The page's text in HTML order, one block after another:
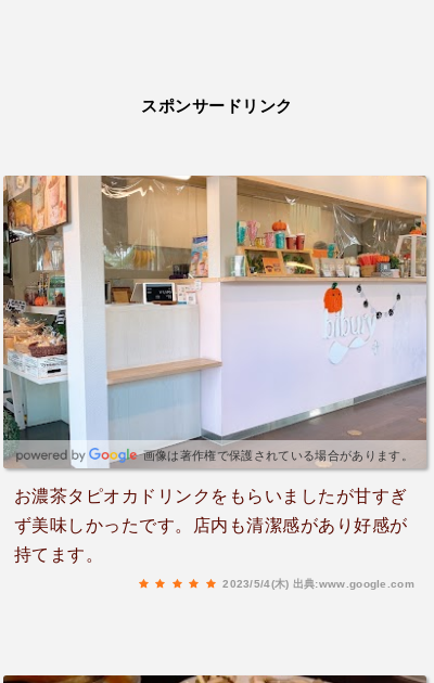
スポンサードリンク
画像は著作権で保護されている場合があります。
お濃茶タピオカドリンクをもらいましたが甘すぎ
ず美味しかったです。店内も清潔感があり好感が
持てます。
2023/5/4(木) 出典:www.google.com